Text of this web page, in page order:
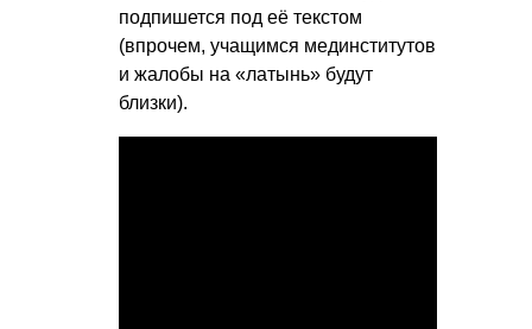
подпишется под её текстом
(впрочем, учащимся мединститутов
и жалобы на «латынь» будут
близки).